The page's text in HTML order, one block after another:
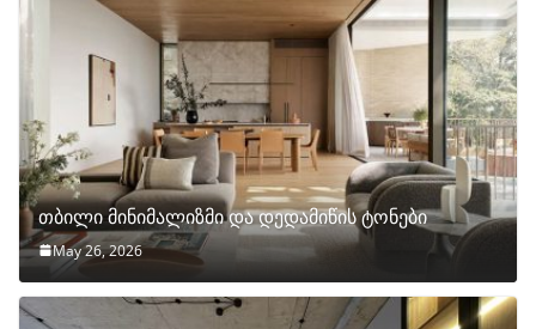
თბილი მინიმალიზმი და დედამიწის ტონები
May 26, 2026